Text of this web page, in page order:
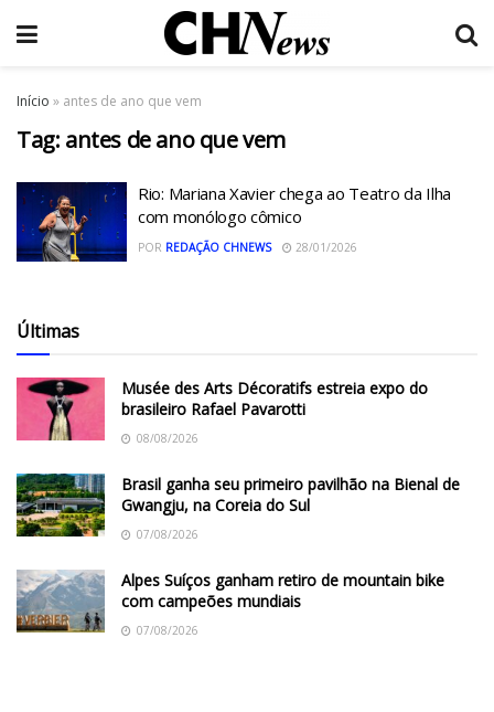
Início » antes de ano que vem
Tag: antes de ano que vem
Rio: Mariana Xavier chega ao Teatro da Ilha
com monólogo cômico
POR REDAÇÃO CHNEWS 28/01/2026
Últimas
Musée des Arts Décoratifs estreia expo do
brasileiro Rafael Pavarotti
08/08/2026
Brasil ganha seu primeiro pavilhão na Bienal de
Gwangju, na Coreia do Sul
07/08/2026
Alpes Suíços ganham retiro de mountain bike
com campeões mundiais
07/08/2026